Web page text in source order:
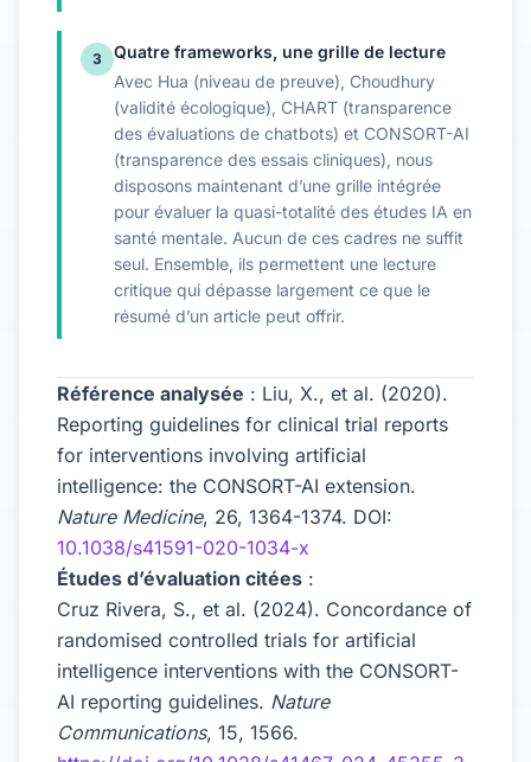
3
Quatre frameworks, une grille de lecture
Avec Hua (niveau de preuve), Choudhury
(validité écologique), CHART (transparence
des évaluations de chatbots) et CONSORT-AI
(transparence des essais cliniques), nous
disposons maintenant d’une grille intégrée
pour évaluer la quasi-totalité des études IA en
santé mentale. Aucun de ces cadres ne suffit
seul. Ensemble, ils permettent une lecture
critique qui dépasse largement ce que le
résumé d’un article peut offrir.
Référence analysée : Liu, X., et al. (2020).
Reporting guidelines for clinical trial reports
for interventions involving artificial
intelligence: the CONSORT-AI extension.
Nature Medicine, 26, 1364-1374. DOI:
10.1038/s41591-020-1034-x
Études d’évaluation citées :
Cruz Rivera, S., et al. (2024). Concordance of
randomised controlled trials for artificial
intelligence interventions with the CONSORT-
AI reporting guidelines. Nature
Communications, 15, 1566.